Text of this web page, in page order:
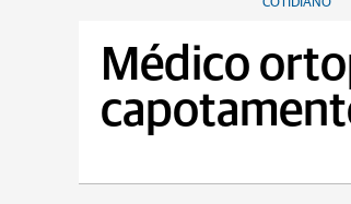
Médico